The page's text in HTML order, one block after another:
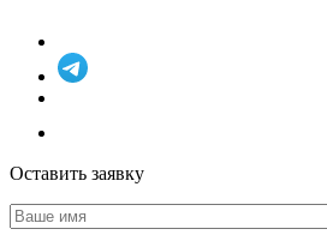
Оставить заявку